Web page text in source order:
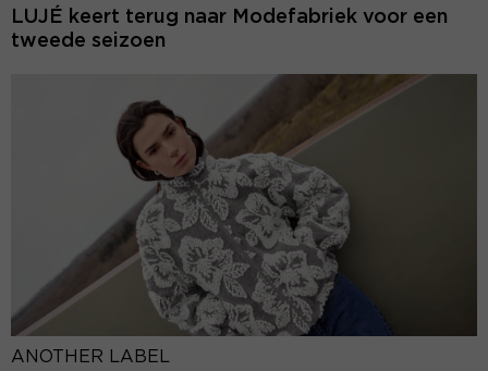
LUJÉ keert terug naar Modefabriek voor een
tweede seizoen
ANOTHER LABEL